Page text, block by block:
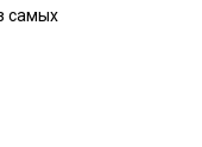
самых